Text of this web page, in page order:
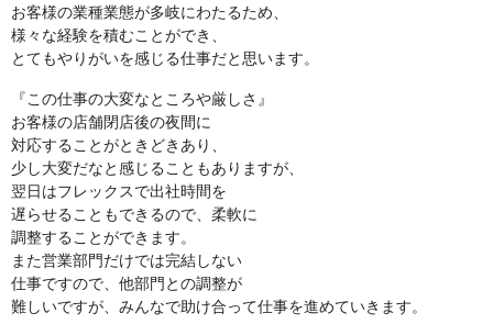
お客様の業種業態が多岐にわたるため、
様々な経験を積むことができ、
とてもやりがいを感じる仕事だと思います。
『この仕事の大変なところや厳しさ』
お客様の店舗閉店後の夜間に
対応することがときどきあり、
少し大変だなと感じることもありますが、
翌日はフレックスで出社時間を
遅らせることもできるので、柔軟に
調整することができます。
また営業部門だけでは完結しない
仕事ですので、他部門との調整が
難しいですが、みんなで助け合って仕事を進めていきます。